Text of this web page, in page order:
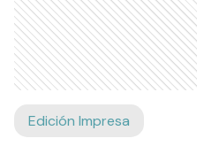
Edición Impresa